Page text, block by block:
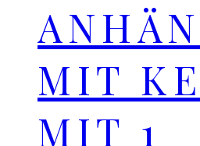
MIT
MIT 1